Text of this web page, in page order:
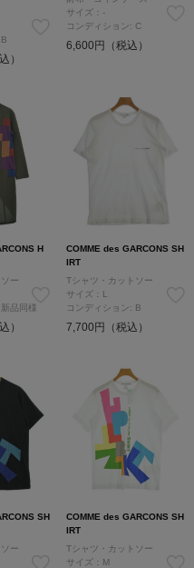
）
サイズ：-
コンディション: C
6,600円（税込）
H
ー
品同様
）
COMME des GARCONS SH
IRT
Tシャツ・カットソー
サイズ：L
コンディション: B
7,700円（税込）
SH
ー
COMME des GARCONS SH
IRT
Tシャツ・カットソー
サイズ：M